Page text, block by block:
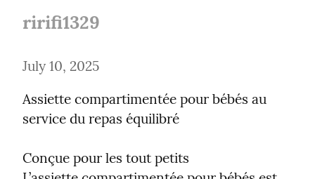
ririfi1329
July 10, 2025
Assiette compartimentée pour bébés au
service du repas équilibré
Conçue pour les tout petits